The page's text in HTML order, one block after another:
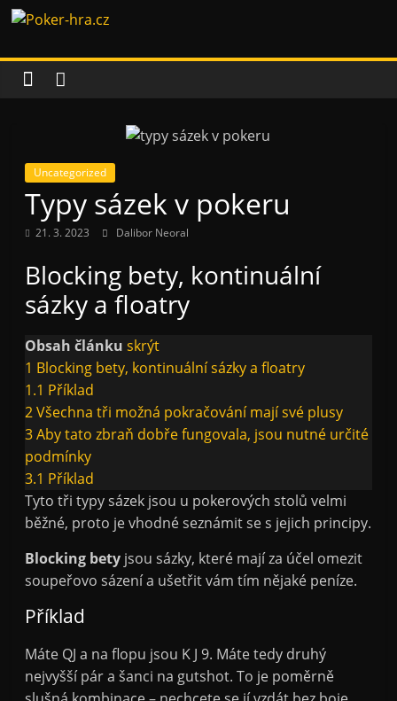
Přeskočit
obsah
Poker-
hra.cz
pokeru
Uncategorized
Typy sázek v pokeru
21. 3. 2023 Dalibor Neoral
Blocking bety, kontinuální
sázky a floatry
Obsah článku skrýt
1 Blocking bety, kontinuální sázky a floatry
1.1 Příklad
2 Všechna tři možná pokračování mají své plusy
3 Aby tato zbraň dobře fungovala, jsou nutné určité
podmínky
3.1 Příklad
Tyto tři typy sázek jsou u pokerových stolů velmi
běžné, proto je vhodné seznámit se s jejich principy.
Blocking bety jsou sázky, které mají za účel omezit
soupeřovo sázení a ušetřit vám tím nějaké peníze.
Příklad
Máte QJ a na flopu jsou K J 9. Máte tedy druhý
nejvyšší pár a šanci na gutshot. To je poměrně